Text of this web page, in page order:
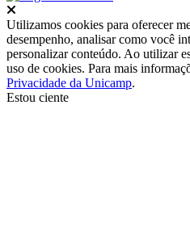
Utilizamos cookies para oferecer
desempenho, analisar como você
personalizar conteúdo. Ao utilizar
uso de cookies. Para mais
Privacidade da Unicamp.
Estou ciente